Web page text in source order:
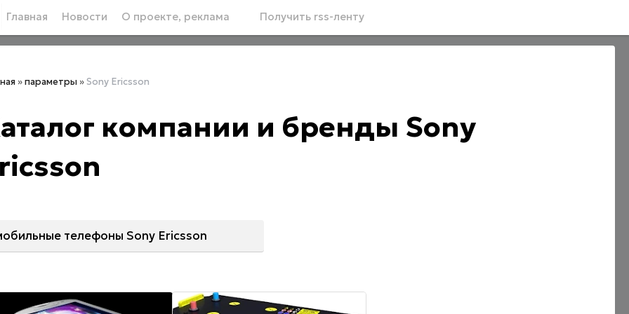
Главная Новости О проекте, реклама Получить rss-ленту
»параметры »Sony Ericsson
компании и бренды Sony
телефоны Sony Ericsson